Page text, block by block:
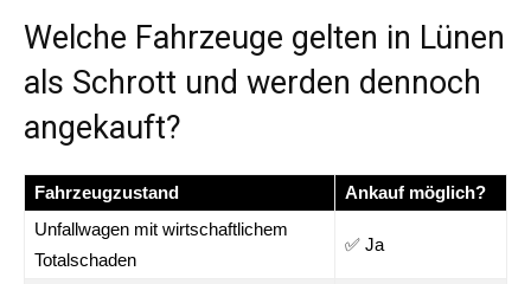
Welche Fahrzeuge gelten in Lünen
als Schrott und werden dennoch
angekauft?
Fahrzeugzustand
Ankauf möglich?
Unfallwagen mit wirtschaftlichem
Totalschaden
✅ Ja